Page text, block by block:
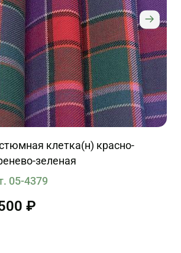
клетка(н) красно-
зеленая
05-4379
₽